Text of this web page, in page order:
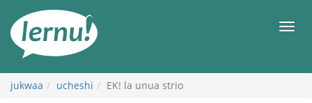
maudhui
jukwaa ucheshi EK! la unua strio